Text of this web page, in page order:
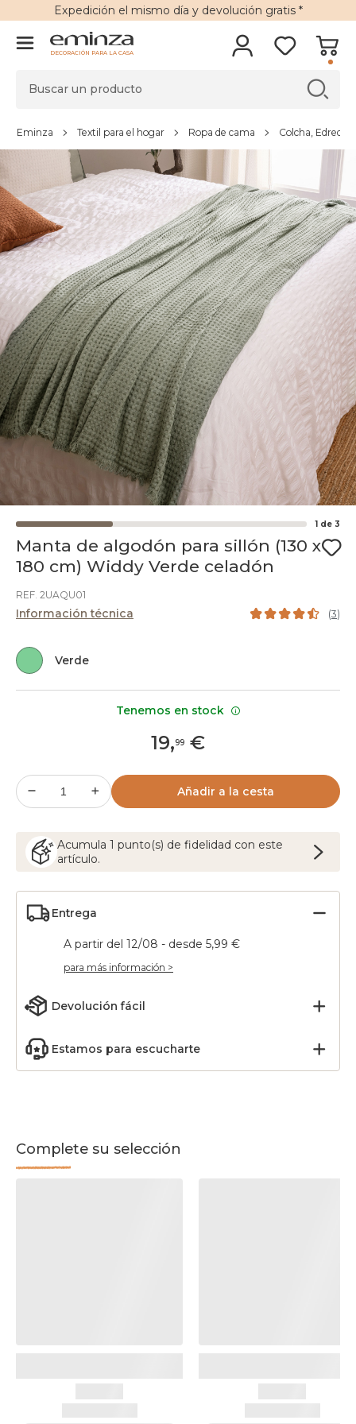
Expedición el mismo día y devolución gratis*
DECORACIÓN PARA LA CASA
Eminza Textil para el hogar Ropa de cama Colcha, Edredón
1 de 3
Manta de algodón para sillón (130 x
180 cm) Widdy Verde celadón
REF. 2UAQU01
Información técnica (3)
Verde
19,99 €
Añadir a la cesta
Acumula 1 punto(s) de fidelidad con este
artículo.
Entrega
A partir del 12/08 - desde 5,99 €
para más información >
Devolución fácil
Estamos para escucharte
Complete su selección